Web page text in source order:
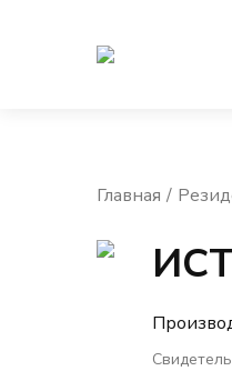
Главная